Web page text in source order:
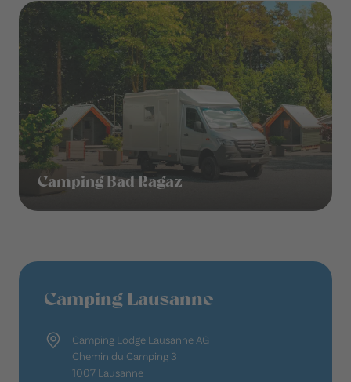
Camping Bad Ragaz
Camping Lausanne
Camping Lodge Lausanne AG
Chemin du Camping 3
1007 Lausanne